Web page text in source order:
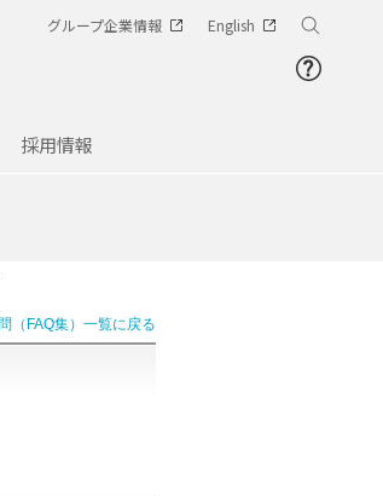
グループ企業情報 English
採用情報
（FAQ集）一覧に戻る